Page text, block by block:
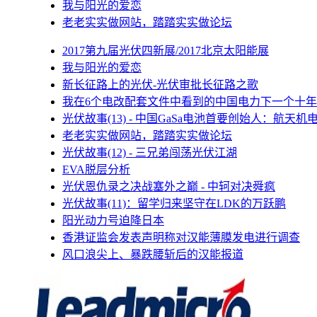
我与阳光的爱恋
老老实实做网站，踏踏实实做论坛
2017第九届光伏四新展/2017北京太阳能展
我与阳光的爱恋
新长征路上的光伏-光伏审批长征路之歌
我在6个电改配套文件中看到的中国电力下一个十年
光伏故事(13) - 中国GaSa电池首要创始人：航天机
老老实实做网站，踏踏实实做论坛
光伏故事(12) - 三兄弟闯荡光伏江湖
EVA脱层分析
光伏恩仇录之决战塞外之巅 - 中轲对决舜疯
光伏故事(11)：留学归来坚守在LDK的万跃鹏
阳光动力号迫降日本
香港证监会发表声明称对汉能薄膜发电进行调查
风口浪尖上、暴跌腰斩后的汉能报道